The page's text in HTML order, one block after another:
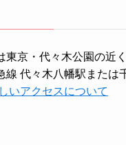
東京・代々木公園の近
線 代々木八幡駅または
いアクセスについて